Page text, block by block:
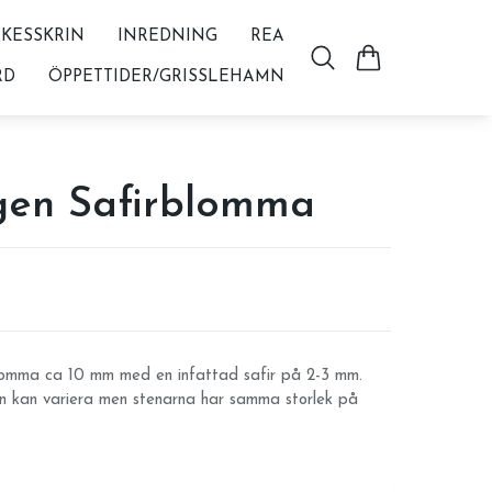
INREDNING REA
ÖPPETTIDER/GRISSLEHAMN
Safirblomma
ca 10 mm med en infattad safir på 2-3 mm.
kan variera men stenarna har samma storlek på